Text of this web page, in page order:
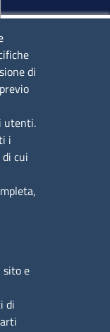
16,00
e
di
utenti.
i
cui
sito e
di